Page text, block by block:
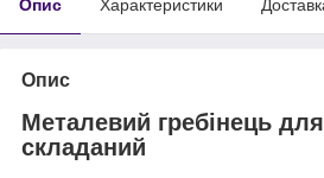
Опис Характеристики
Опис
Металевий гребінець
складаний